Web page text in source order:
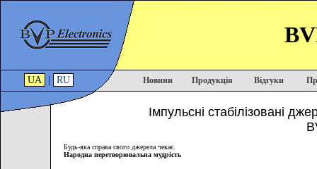
UA RU Новини Продукція Відгуки
Імпульсні стабілізовані
Будь-яка справа свого джерела чекає.
Народна перетворювальна мудрість